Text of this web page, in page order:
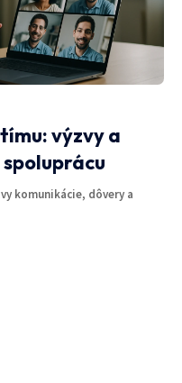
výzvy a
komunikácie, dôvery a